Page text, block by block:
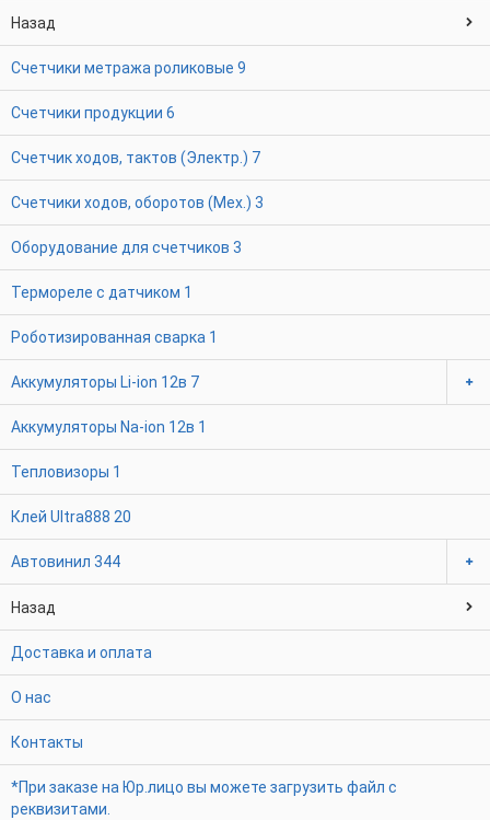
Назад
Счетчики метража роликовые 9
Счетчики продукции 6
Счетчик ходов, тактов (Электр.) 7
Счетчики ходов, оборотов (Мех.) 3
Оборудование для счетчиков 3
Термореле с датчиком 1
Роботизированная сварка 1
Аккумуляторы Li-ion 12в 7
Аккумуляторы Na-ion 12в 1
Тепловизоры 1
Клей Ultra888 20
Автовинил 344
Назад
Доставка и оплата
О нас
Контакты
*При заказе на Юр.лицо вы можете загрузить файл с
реквизитами.